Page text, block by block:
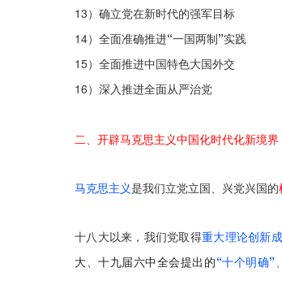
13） 确立党在新时代的强军目标
14） 全面准确推进“一国两制”实践
15）全面推进中国特色大国外交
16） 深入推进全面从严治党
二、 开辟马克思主义中国化时代化新境界
马克思主义是我们立党立国、兴党兴国的
十八大以来，我们党取得重大理论创新成
大、十九届六中全会提出的“十个明确”